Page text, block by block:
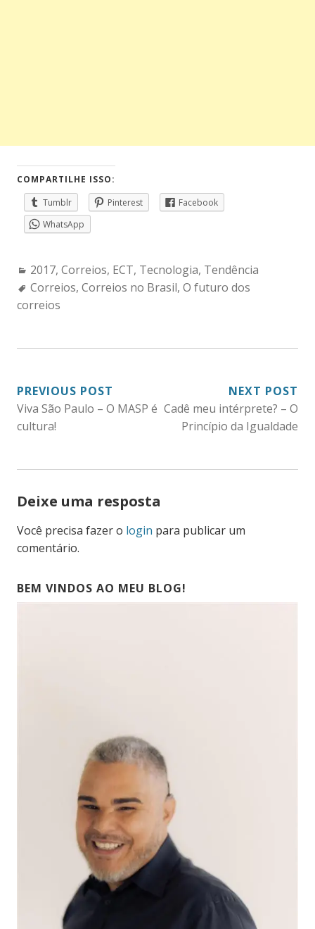
COMPARTILHE ISSO:
Tumblr
Pinterest
Facebook
WhatsApp
Categories:
2017, Correios, ECT, Tecnologia, Tendência
Tags:
Correios, Correios no Brasil, O futuro dos
correios
NAVEGAÇÃO
DE
PREVIOUS POST
Viva São Paulo – O MASP é
cultura!
NEXT POST
Cadê meu intérprete? – O
Princípio da Igualdade
Deixe uma resposta
Você precisa fazer o login para publicar um
comentário.
BEM VINDOS AO MEU BLOG!